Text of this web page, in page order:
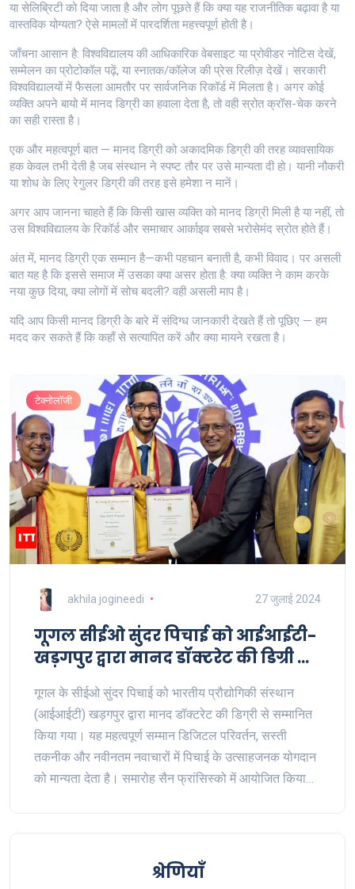
या सेलिब्रिटी को दिया जाता है और लोग पूछते हैं कि क्या यह राजनीतिक बढ़ावा है या
वास्तविक योग्यता? ऐसे मामलों में पारदर्शिता महत्त्वपूर्ण होती है।
जाँचना आसान है: विश्वविद्यालय की आधिकारिक वेबसाइट या प्रोवीडर नोटिस देखें,
सम्मेलन का प्रोटोकॉल पढ़ें, या स्नातक/कॉलेज की प्रेस रिलीज़ देखें। सरकारी
विश्वविद्यालयों में फैसला आमतौर पर सार्वजनिक रिकॉर्ड में मिलता है। अगर कोई
व्यक्ति अपने बायो में मानद डिग्री का हवाला देता है, तो वही स्रोत क्रॉस-चेक करने
का सही रास्ता है।
एक और महत्वपूर्ण बात — मानद डिग्री को अकादमिक डिग्री की तरह व्यावसायिक
हक केवल तभी देती है जब संस्थान ने स्पष्ट तौर पर उसे मान्यता दी हो। यानी नौकरी
या शोध के लिए रेगुलर डिग्री की तरह इसे हमेशा न मानें।
अगर आप जानना चाहते हैं कि किसी खास व्यक्ति को मानद डिग्री मिली है या नहीं, तो
उस विश्वविद्यालय के रिकॉर्ड और समाचार आर्काइव सबसे भरोसेमंद स्रोत होते हैं।
अंत में, मानद डिग्री एक सम्मान है—कभी पहचान बनाती है, कभी विवाद। पर असली
बात यह है कि इससे समाज में उसका क्या असर होता है: क्या व्यक्ति ने काम करके
नया कुछ दिया, क्या लोगों में सोच बदली? वही असली माप है।
यदि आप किसी मानद डिग्री के बारे में संदिग्ध जानकारी देखते हैं तो पूछिए — हम
मदद कर सकते हैं कि कहाँ से सत्यापित करें और क्या मायने रखता है।
टेक्नोलॉजी
akhila jogineedi 27 जुलाई 2024
गूगल सीईओ सुंदर पिचाई को आईआईटी-
खड़गपुर द्वारा मानद डॉक्टरेट की डिग्री से
नवाज़ा गया
गूगल के सीईओ सुंदर पिचाई को भारतीय प्रौद्योगिकी संस्थान
(आईआईटी) खड़गपुर द्वारा मानद डॉक्टरेट की डिग्री से सम्मानित
किया गया। यह महत्वपूर्ण सम्मान डिजिटल परिवर्तन, सस्ती
तकनीक और नवीनतम नवाचारों में पिचाई के उत्साहजनक योगदान
को मान्यता देता है। समारोह सैन फ्रांसिस्को में आयोजित किया
श्रेणियाँ